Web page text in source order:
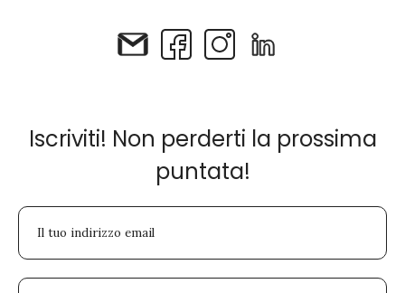
Iscriviti! Non perderti la prossima
puntata!